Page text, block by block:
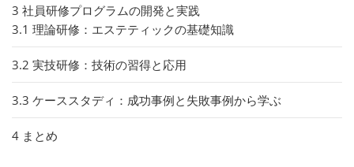
3 社員研修プログラムの開発と実践
3.1 理論研修：エステティックの基礎知識
3.2 実技研修：技術の習得と応用
3.3 ケーススタディ：成功事例と失敗事例から学ぶ
4 まとめ